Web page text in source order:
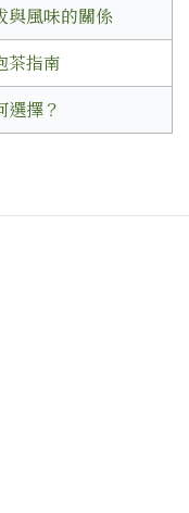
與風味的關係
茶指南
選擇？